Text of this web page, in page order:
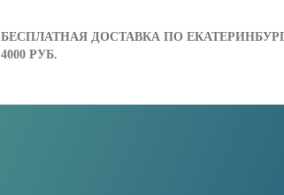
БЕСПЛАТНАЯ ДОСТАВКА ПО
4000 РУБ.